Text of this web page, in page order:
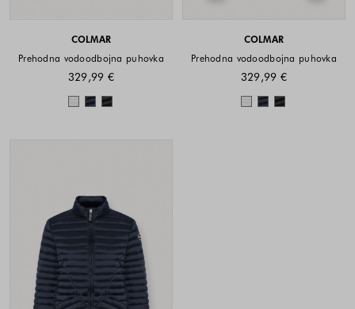
COLMAR
Prehodna vodoodbojna puhovka
329,99 €
Barve na voljo
COLMAR
Prehodna vodoodbojna puhovka
329,99 €
Barve na voljo